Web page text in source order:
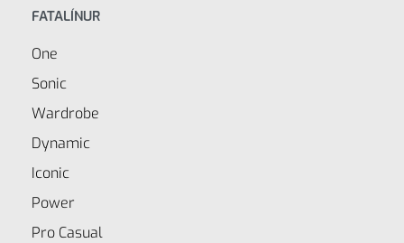
FATALÍNUR
One
Sonic
Wardrobe
Dynamic
Iconic
Power
Pro Casual